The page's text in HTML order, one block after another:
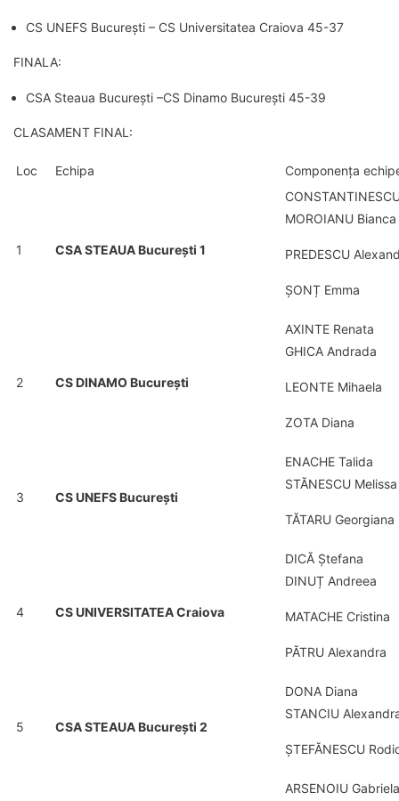
CS UNEFS București – CS Universitatea Craiova 45-37
FINALA:
CSA Steaua București –CS Dinamo București 45-39
CLASAMENT FINAL:
Loc Echipa Componența
1 CSA STEAUA București 1
MOROIANU Bianca
PREDESCU
ȘONȚ Emma
2 CS DINAMO București
AXINTE Renata
GHICA Andrada
LEONTE Mihaela
ZOTA Diana
3 CS UNEFS București
ENACHE Talida
STĂNESCU Melissa
TĂTARU Georgiana
4 CS UNIVERSITATEA Craiova
DICĂ Ștefana
DINUȚ Andreea
MATACHE Cristina
PĂTRU Alexandra
5 CSA STEAUA București 2
DONA Diana
STANCIU
ȘTEFĂNESCU
ARSENOIU Gabriela